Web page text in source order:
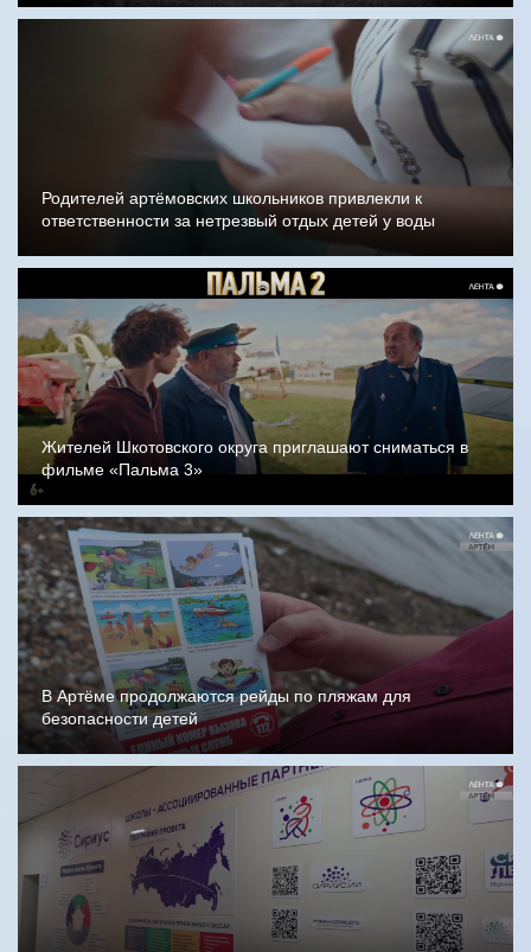
Родителей артёмовских школьников привлекли к
ответственности за нетрезвый отдых детей у воды
Жителей Шкотовского округа приглашают сниматься в
фильме «Пальма 3»
В Артёме продолжаются рейды по пляжам для
безопасности детей